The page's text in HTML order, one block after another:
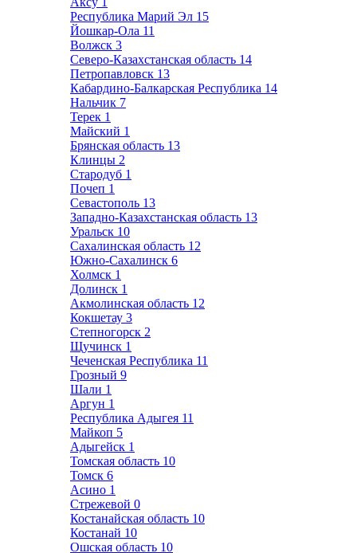
Республика Марий Эл 15
Йошкар-Ола 11
Волжск 3
Северо-Казахстанская область 14
Петропавловск 13
Кабардино-Балкарская Республика 14
Нальчик 7
Терек 1
Майский 1
Брянская область 13
Клинцы 2
Стародуб 1
Почеп 1
Севастополь 13
Западно-Казахстанская область 13
Уральск 10
Сахалинская область 12
Южно-Сахалинск 6
Холмск 1
Долинск 1
Акмолинская область 12
Кокшетау 3
Степногорск 2
Щучинск 1
Чеченская Республика 11
Грозный 9
Шали 1
Аргун 1
Республика Адыгея 11
Майкоп 5
Адыгейск 1
Томская область 10
Томск 6
Асино 1
Стрежевой 0
Костанайская область 10
Костанай 10
Ошская область 10